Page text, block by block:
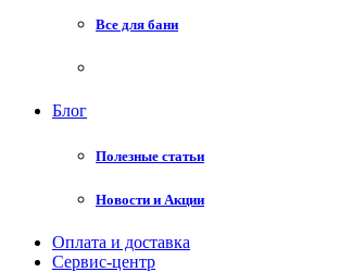
Все для бани
Блог
Полезные статьи
Новости и Акции
Оплата и доставка
Сервис-центр